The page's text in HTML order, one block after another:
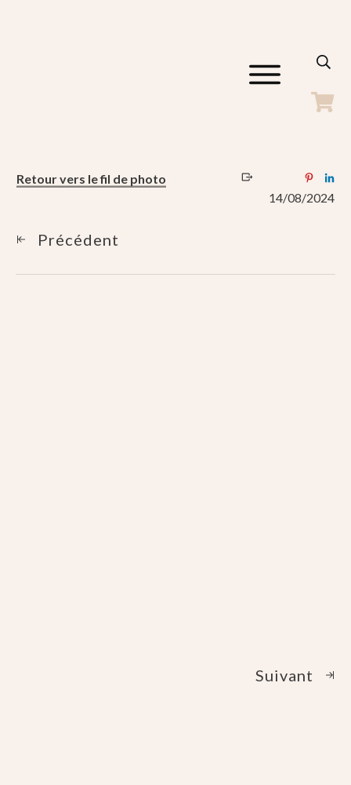
CONTACT
Retour vers le fil de photo
14/08/2024
Précédent
Suivant